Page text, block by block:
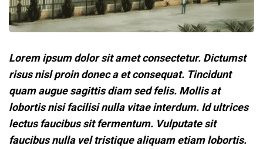
Lorem ipsum dolor sit amet consectetur. Dictumst
risus nisl proin donec a et consequat. Tincidunt
quam augue sagittis diam sed felis. Mollis at
lobortis nisi facilisi nulla vitae interdum. Id ultrices
lectus faucibus sit fermentum. Vulputate sit
faucibus nulla vel tristique aliquam etiam lobortis.